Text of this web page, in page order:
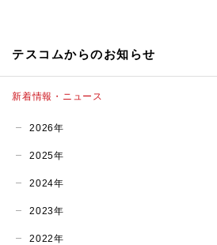
テスコムからのお知らせ
新着情報・ニュース
2026年
2025年
2024年
2023年
2022年